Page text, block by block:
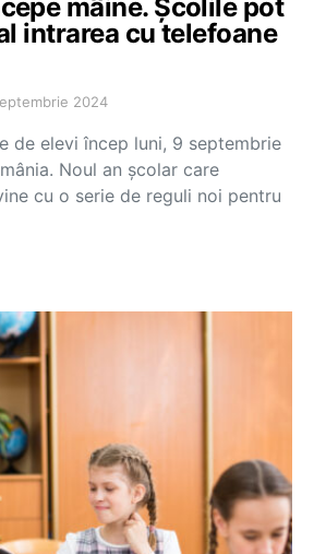
mâine. Școlile pot
intrarea cu telefoane
2024
de elevi încep luni, 9 septembrie
Noul an școlar care
cu o serie de reguli noi pentru